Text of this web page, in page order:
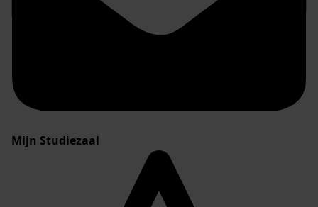
Mijn Studiezaal